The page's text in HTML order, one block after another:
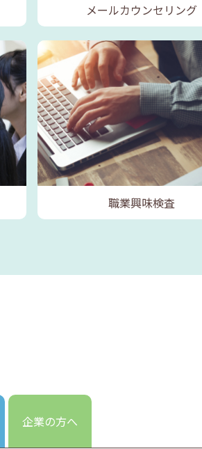
メールカウンセリング
職業興味検査
企業の方へ